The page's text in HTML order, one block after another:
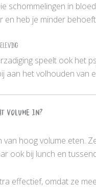
schommelingen in
en heb je minder
speelt ook het
aan het volhouden van
volume in?
hoog volume eten.
ook bij lunch en
effectief, omdat ze